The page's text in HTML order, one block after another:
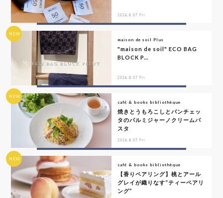
2026.8.07 Fri
NEW
maison de soil Plus
"maison de soil" ECO BAG
BLOCK P...
2026.8.07 Fri
NEW
café & books bibliothèque
焼きとうもろこしとパンチェッ
タのパルミジャーノクリームパ
スタ
2026.8.07 Fri
NEW
café & books bibliothèque
【香りペアリング】桃とアール
グレイが織りなす“ティーペアリ
ング”